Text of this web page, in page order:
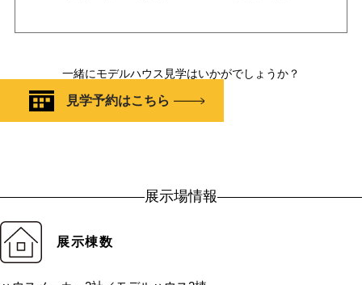
一緒にモデルハウス見学はいかがでしょうか？
見学予約はこちら
展示場情報
展示棟数